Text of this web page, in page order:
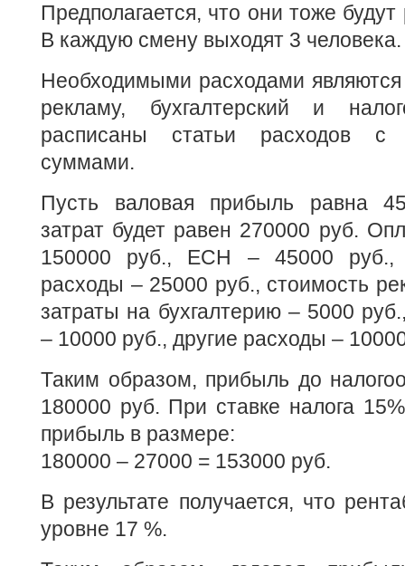
Предполагается, что они тоже
В каждую смену выходят 3 человека.
Необходимыми расходами
рекламу, бухгалтерский и
расписаны статьи расходов с
суммами.
Пусть валовая прибыль равна
затрат будет равен 270000 руб.
150000 руб., ЕСН – 45000 руб.,
расходы – 25000 руб., стоимость
затраты на бухгалтерию – 5000
– 10000 руб., другие расходы –
Таким образом, прибыль до
180000 руб. При ставке налога
прибыль в размере:
180000 – 27000 = 153000 руб.
В результате получается, что
уровне 17 %.